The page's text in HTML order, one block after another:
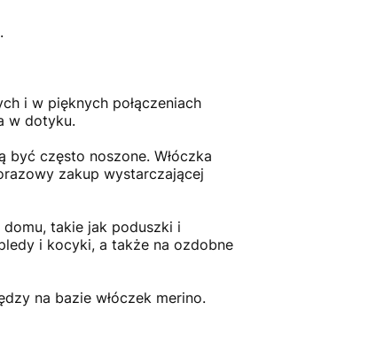
i w pięknych połączeniach
w dotyku.
często noszone. Włóczka
zakup wystarczającej
takie jak poduszki i
i kocyki, a także na ozdobne
na bazie włóczek merino.